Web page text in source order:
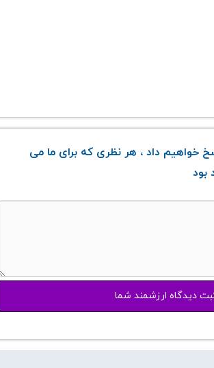
خواهیم داد ، هر نظری که برای ما می
بود